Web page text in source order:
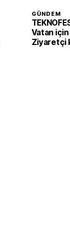
GÜNDEM
Vatan için
Ziyaretçi